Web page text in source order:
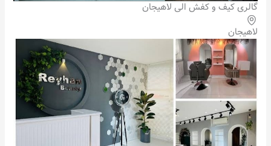
گالری کیف و کفش الی لاهیجان
لاهیجان